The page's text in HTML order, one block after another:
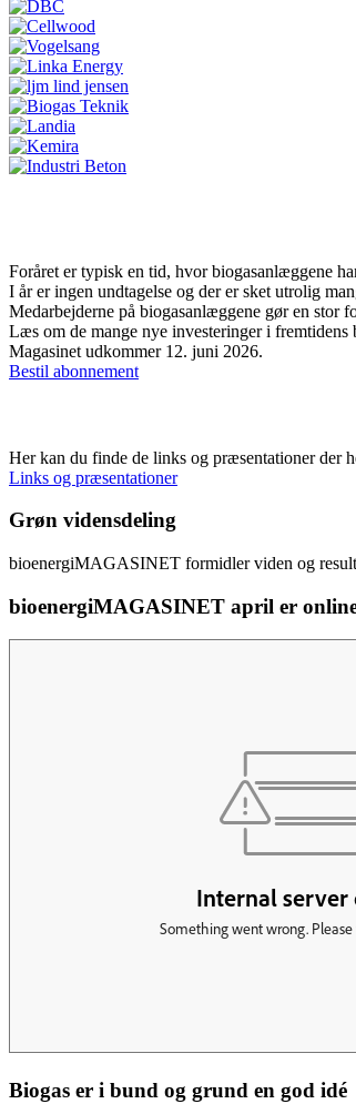
Foråret er typisk en tid, hvor biogasanlæggene
I år er ingen undtagelse og der er sket utrolig
Medarbejderne på biogasanlæggene gør en stor
Læs om de mange nye investeringer i fremtidens
Magasinet udkommer 12. juni 2026.
Bestil abonnement
Her kan du finde de links og præsentationer
Links og præsentationer
Grøn vidensdeling
bioenergiMAGASINET formidler viden og
bioenergiMAGASINET april er
Biogas er i bund og grund en god idé